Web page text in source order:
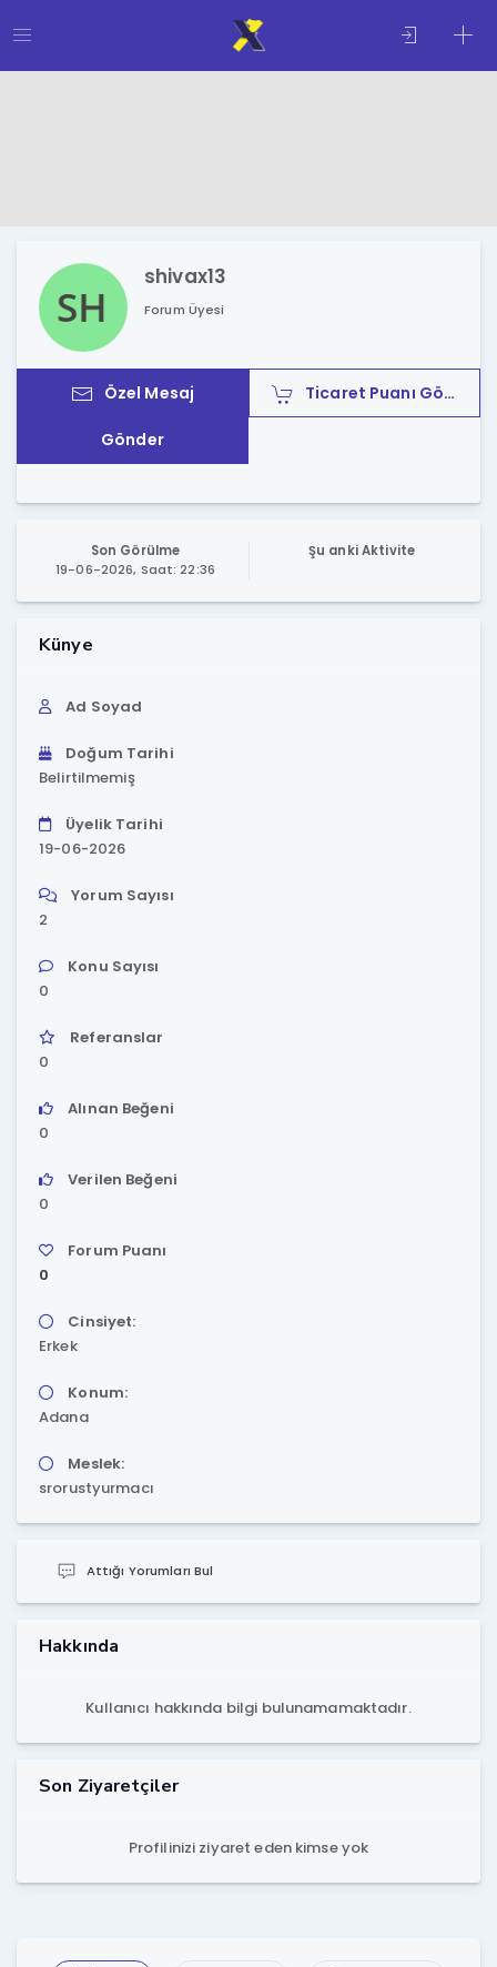
shivax13
Forum Üyesi
Özel Mesaj
Gönder
Ticaret Puanı Gönder
Son Görülme
19-06-2026, Saat: 22:36
Şu anki Aktivite
Künye
Ad Soyad
Doğum Tarihi
Belirtilmemiş
Üyelik Tarihi
19-06-2026
Yorum Sayısı
2
Konu Sayısı
0
Referanslar
0
Alınan Beğeni
0
Verilen Beğeni
0
Forum Puanı
0
Cinsiyet:
Erkek
Konum:
Adana
Meslek:
srorustyurmacı
Attığı Yorumları Bul
Hakkında
Kullanıcı hakkında bilgi bulunamamaktadır.
Son Ziyaretçiler
Profilinizi ziyaret eden kimse yok